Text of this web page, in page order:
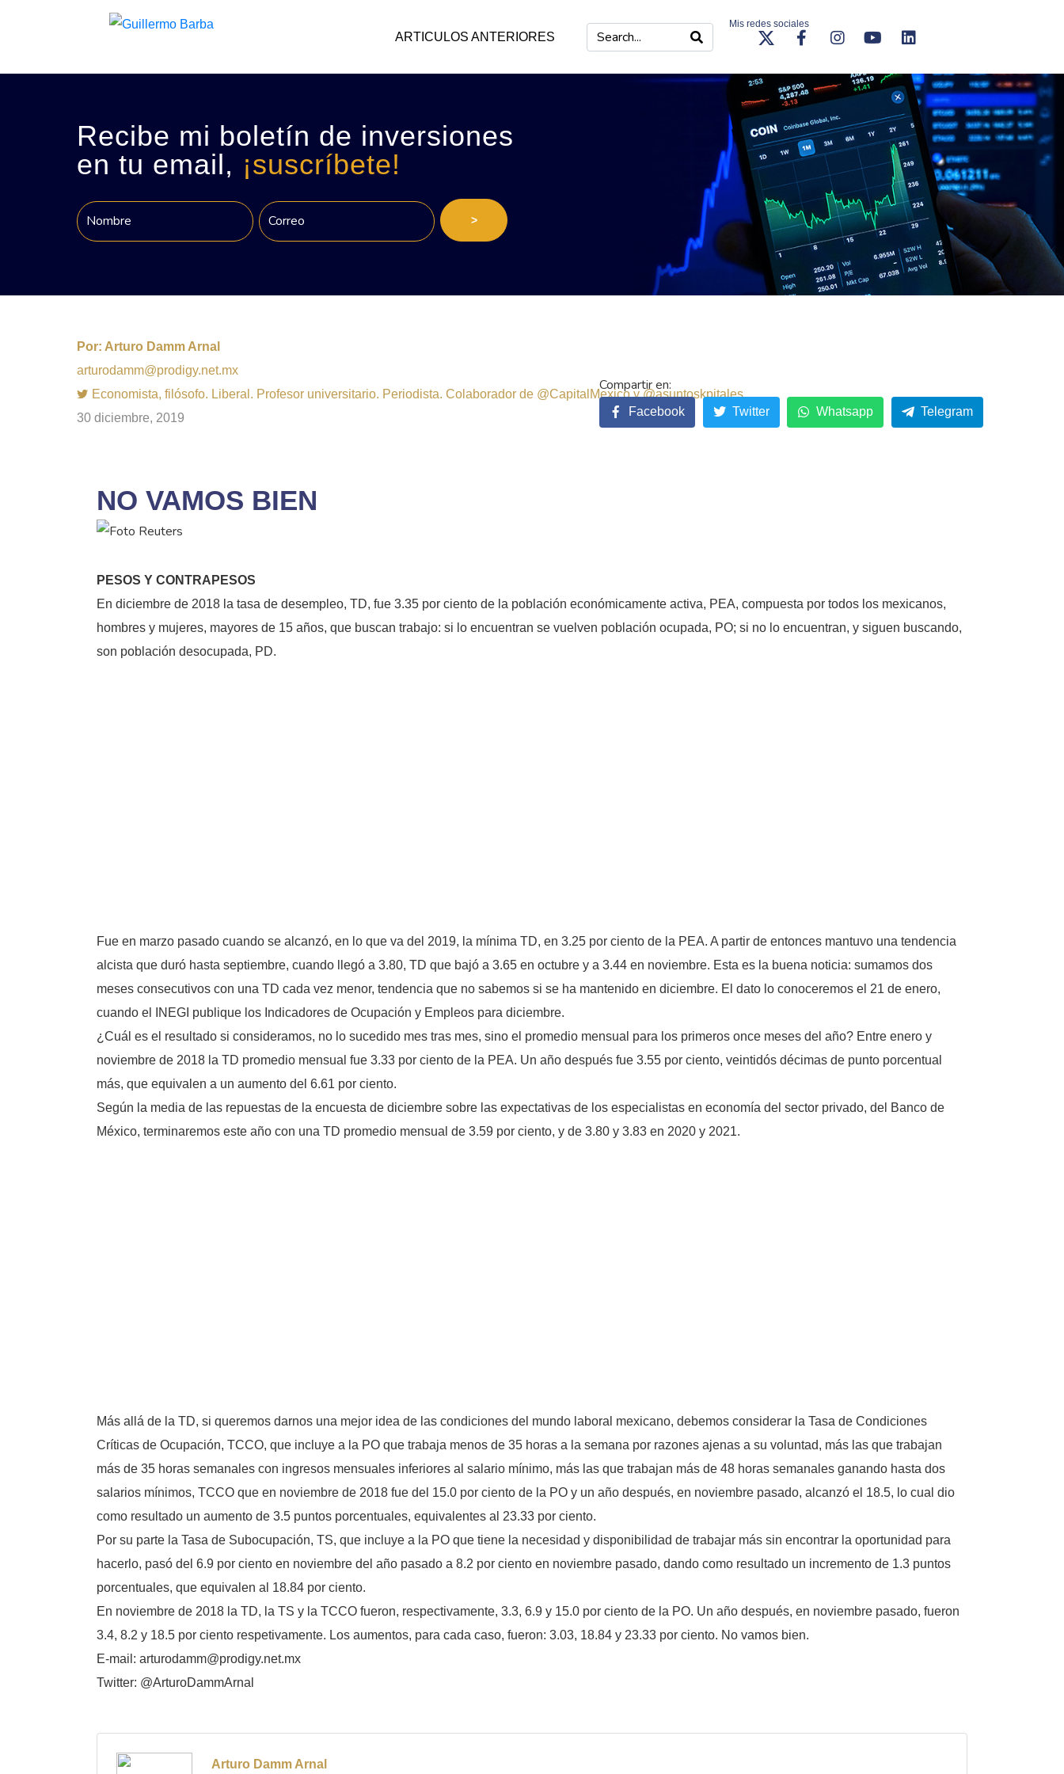
ARTICULOS ANTERIORES
Mis redes sociales
Recibe mi boletín de inversiones
en tu email, ¡suscríbete!
>
Por: Arturo Damm Arnal
arturodamm@prodigy.net.mx
Economista, filósofo. Liberal. Profesor universitario. Periodista. Colaborador de @CapitalMexico y @asuntoskpitales
30 diciembre, 2019
NO VAMOS BIEN
PESOS Y CONTRAPESOS
En diciembre de 2018 la tasa de desempleo, TD, fue 3.35 por ciento de la población económicamente activa, PEA, compuesta por todos los mexicanos,
hombres y mujeres, mayores de 15 años, que buscan trabajo: si lo encuentran se vuelven población ocupada, PO; si no lo encuentran, y siguen buscando,
son población desocupada, PD.
Fue en marzo pasado cuando se alcanzó, en lo que va del 2019, la mínima TD, en 3.25 por ciento de la PEA. A partir de entonces mantuvo una tendencia
alcista que duró hasta septiembre, cuando llegó a 3.80, TD que bajó a 3.65 en octubre y a 3.44 en noviembre. Esta es la buena noticia: sumamos dos
meses consecutivos con una TD cada vez menor, tendencia que no sabemos si se ha mantenido en diciembre. El dato lo conoceremos el 21 de enero,
cuando el INEGI publique los Indicadores de Ocupación y Empleos para diciembre.
¿Cuál es el resultado si consideramos, no lo sucedido mes tras mes, sino el promedio mensual para los primeros once meses del año? Entre enero y
noviembre de 2018 la TD promedio mensual fue 3.33 por ciento de la PEA. Un año después fue 3.55 por ciento, veintidós décimas de punto porcentual
más, que equivalen a un aumento del 6.61 por ciento.
Según la media de las repuestas de la encuesta de diciembre sobre las expectativas de los especialistas en economía del sector privado, del Banco de
México, terminaremos este año con una TD promedio mensual de 3.59 por ciento, y de 3.80 y 3.83 en 2020 y 2021.
Más allá de la TD, si queremos darnos una mejor idea de las condiciones del mundo laboral mexicano, debemos considerar la Tasa de Condiciones
Críticas de Ocupación, TCCO, que incluye a la PO que trabaja menos de 35 horas a la semana por razones ajenas a su voluntad, más las que trabajan
más de 35 horas semanales con ingresos mensuales inferiores al salario mínimo, más las que trabajan más de 48 horas semanales ganando hasta dos
salarios mínimos, TCCO que en noviembre de 2018 fue del 15.0 por ciento de la PO y un año después, en noviembre pasado, alcanzó el 18.5, lo cual dio
como resultado un aumento de 3.5 puntos porcentuales, equivalentes al 23.33 por ciento.
Por su parte la Tasa de Subocupación, TS, que incluye a la PO que tiene la necesidad y disponibilidad de trabajar más sin encontrar la oportunidad para
hacerlo, pasó del 6.9 por ciento en noviembre del año pasado a 8.2 por ciento en noviembre pasado, dando como resultado un incremento de 1.3 puntos
porcentuales, que equivalen al 18.84 por ciento.
En noviembre de 2018 la TD, la TS y la TCCO fueron, respectivamente, 3.3, 6.9 y 15.0 por ciento de la PO. Un año después, en noviembre pasado, fueron
3.4, 8.2 y 18.5 por ciento respetivamente. Los aumentos, para cada caso, fueron: 3.03, 18.84 y 23.33 por ciento. No vamos bien.
E-mail: arturodamm@prodigy.net.mx
Twitter: @ArturoDammArnal
Facebook Twitter Whatsapp Telegram
Arturo Damm Arnal